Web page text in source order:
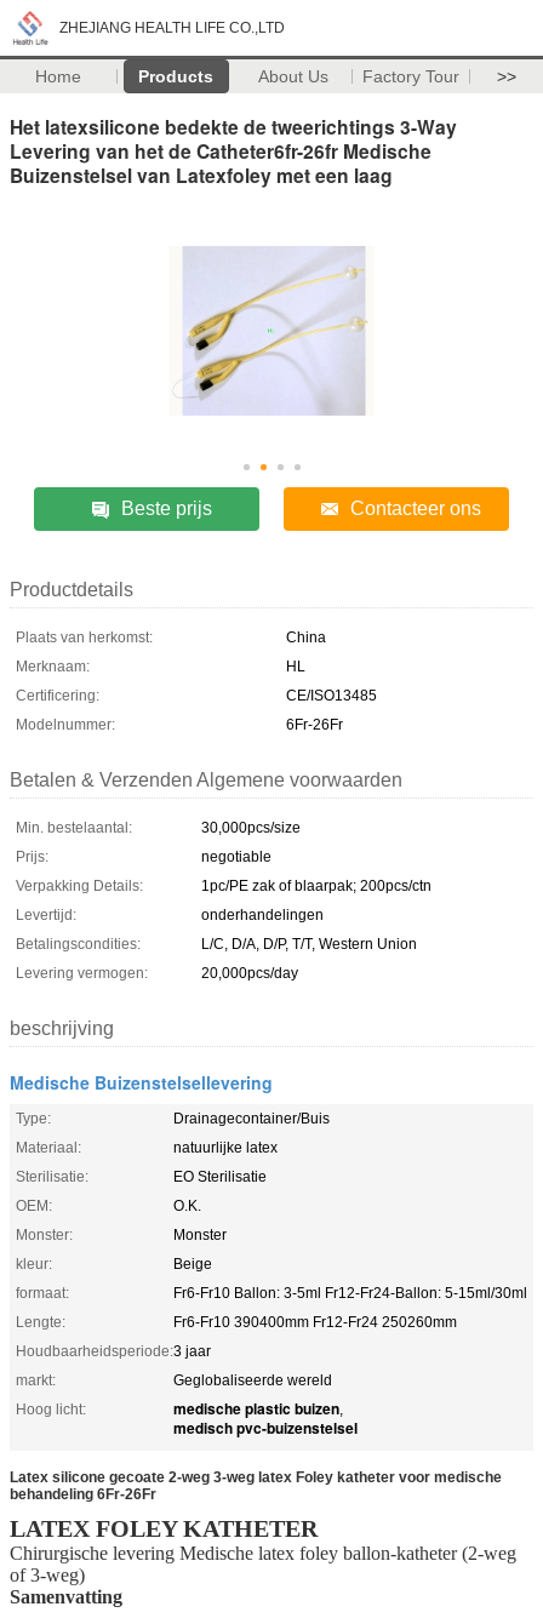
ZHEJIANG HEALTH LIFE CO.,LTD
Home Products About Us Factory Tour >>
Het latexsilicone bedekte de tweerichtings 3-Way
Levering van het de Catheter6fr-26fr Medische
Buizenstelsel van Latexfoley met een laag
Beste prijs Contacteer ons
Productdetails
Plaats van herkomst:
China
Merknaam:
HL
Certificering:
CE/ISO13485
Modelnummer:
6Fr-26Fr
Betalen & Verzenden Algemene voorwaarden
Min. bestelaantal:
30,000pcs/size
Prijs:
negotiable
Verpakking Details:
1pc/PE zak of blaarpak; 200pcs/ctn
Levertijd:
onderhandelingen
Betalingscondities:
L/C, D/A, D/P, T/T, Western Union
Levering vermogen:
20,000pcs/day
beschrijving
Medische Buizenstelsellevering
Type:
Drainagecontainer/Buis
Materiaal:
natuurlijke latex
Sterilisatie:
EO Sterilisatie
OEM:
O.K.
Monster:
Monster
kleur:
Beige
formaat:
Fr6-Fr10 Ballon: 3-5ml Fr12-Fr24-Ballon: 5-15ml/30ml
Lengte:
Fr6-Fr10 390400mm Fr12-Fr24 250260mm
Houdbaarheidsperiode:3 jaar
markt:
Geglobaliseerde wereld
Hoog licht:
medische plastic buizen,
medisch pvc-buizenstelsel
Latex silicone gecoate 2-weg 3-weg latex Foley katheter voor medische
behandeling 6Fr-26Fr
LATEX FOLEY KATHETER
Chirurgische levering Medische latex foley ballon-katheter (2-weg
of 3-weg)
Samenvatting